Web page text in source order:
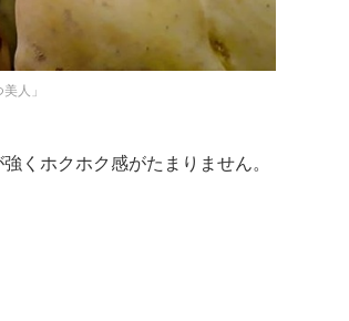
人」
くホクホク感がたまりません。